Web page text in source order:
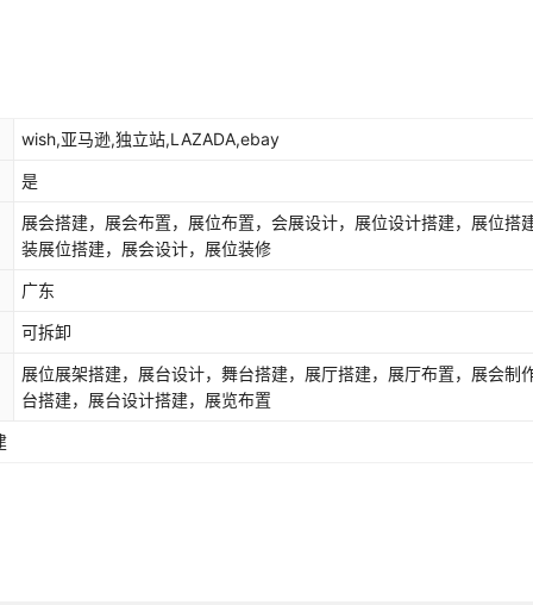
wish,亚马逊,独立站,LAZADA,ebay
是
展会搭建，展会布置，展位布置，会展设计，展位设计搭建，展位搭
装展位搭建，展会设计，展位装修
广东
可拆卸
展位展架搭建，展台设计，舞台搭建，展厅搭建，展厅布置，展会制
台搭建，展台设计搭建，展览布置